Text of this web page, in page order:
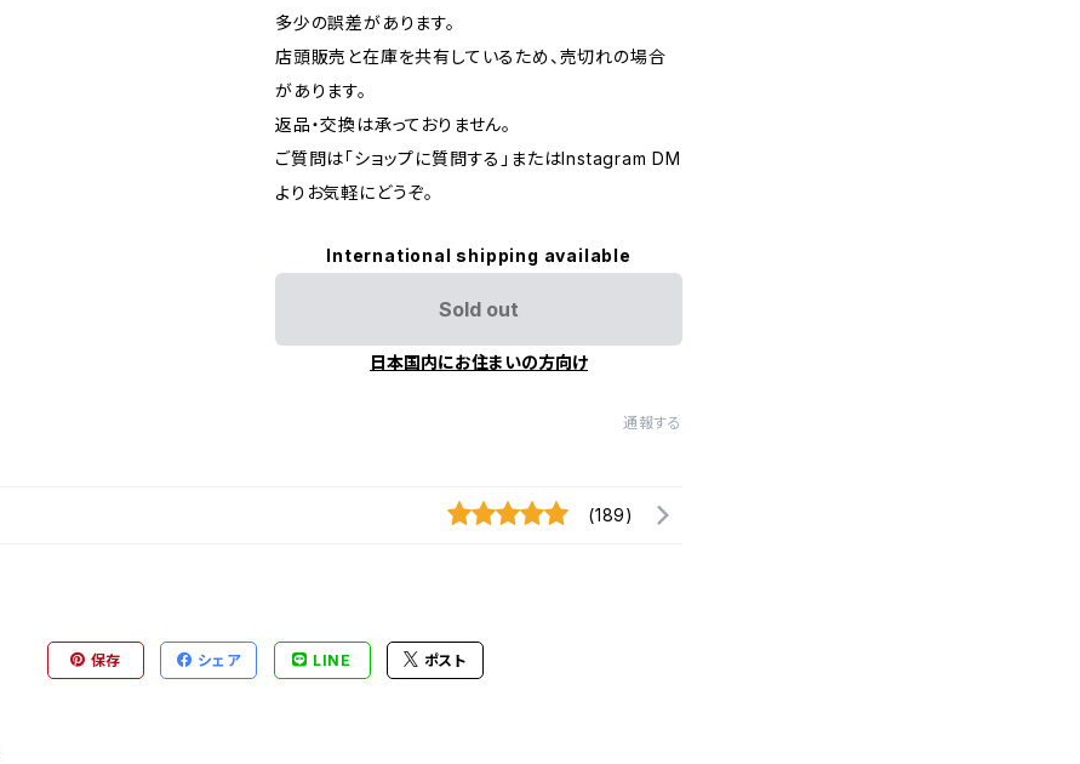
多少の誤差があります。
店頭販売と在庫を共有しているため、売切れの場合
があります。
返品・交換は承っておりません。
ご質問は「ショップに質問する」またはInstagram DM
よりお気軽にどうぞ。
International shipping available
Sold out
日本国内にお住まいの方向け
通報する
(189)
保存 シェア LINE ポスト